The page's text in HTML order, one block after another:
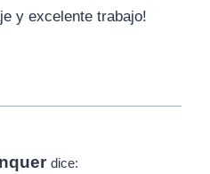
y excelente trabajo!
dice: